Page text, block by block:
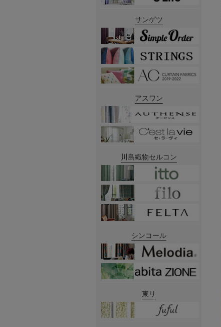
サンゲツ
アスワン
川島織物セルコン
シンコール
東リ